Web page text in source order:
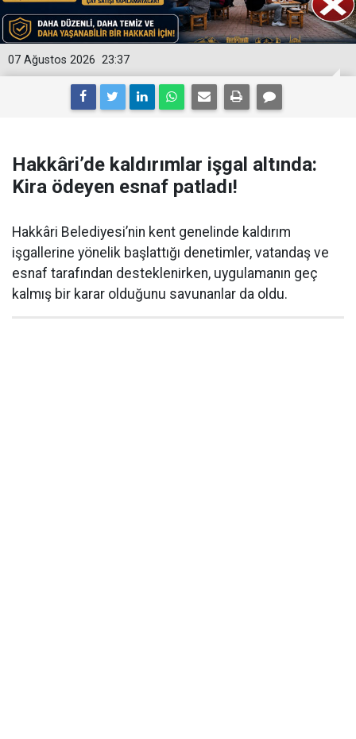
23:37
07 Ağustos 2026
Hakkâri’de kaldırımlar işgal altında:
Kira ödeyen esnaf patladı!
Hakkâri Belediyesi’nin kent genelinde kaldırım
işgallerine yönelik başlattığı denetimler, vatandaş ve
esnaf tarafından desteklenirken, uygulamanın geç
kalmış bir karar olduğunu savunanlar da oldu.